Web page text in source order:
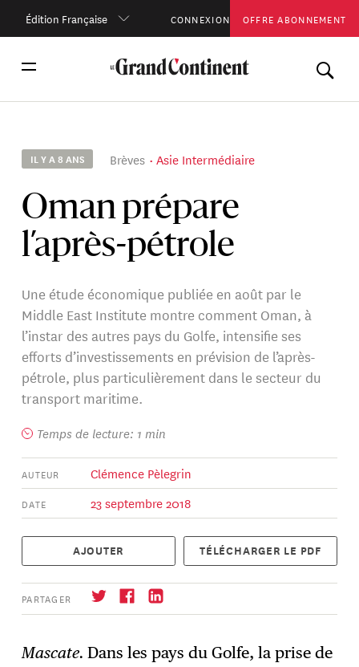
Édition Française CONNEXION OFFRE ABONNEMENT
IL Y A 8 ANS Brèves Asie Intermédiaire
Oman prépare
l’après-pétrole
Une étude économique publiée en août par le
Middle East Institute montre comment Oman, à
l’instar des autres pays du Golfe, intensifie ses
efforts d’investissements en prévision de l’après-
pétrole, plus particulièrement dans le secteur du
transport maritime.
Temps de lecture: 1 min
AUTEUR Clémence Pèlegrin
DATE 23 septembre 2018
AJOUTER TÉLÉCHARGER LE PDF
PARTAGER
Mascate.Dans les pays du Golfe, la prise de